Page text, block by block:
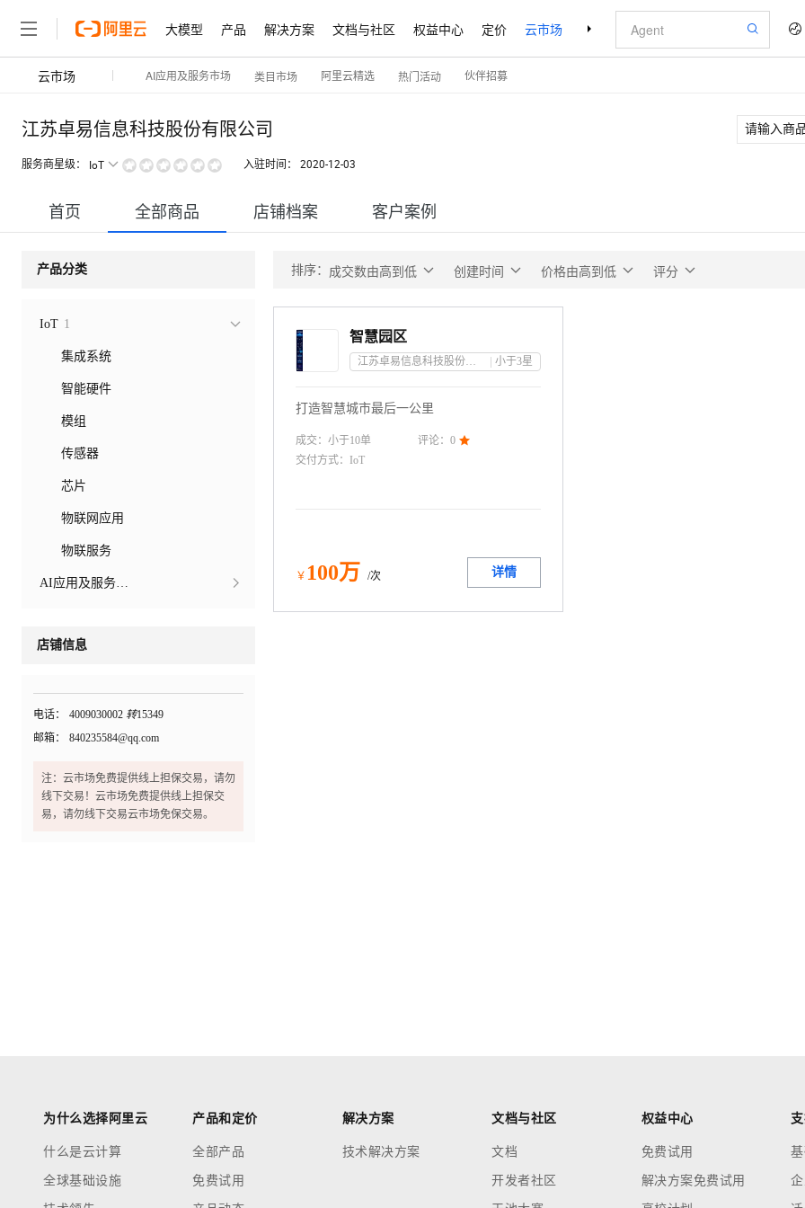
大模型 产品 解决方案 文档与社区 权益中心 定价 云市场 合作伙伴 支持与服务 了解阿里云
云市场 AI应用及服务市场 类目市场 阿里云精选 热门活动 伙伴招募
江苏卓易信息科技股份有限公司
服务商星级： IoT 入驻时间： 2020-12-03
首页 全部商品 店铺档案 客户案例
产品分类
IoT 1
集成系统
智能硬件
模组
传感器
芯片
物联网应用
物联服务
AI应用及服务市场
店铺信息
电话： 4009030002 转15349
邮箱：
840235584@qq.com
注：云市场免费提供线上担保交易，请勿
线下交易！云市场免费提供线上担保交
易，请勿线下交易云市场免保交易。
排序： 成交数由高到低 创建时间 价格由高到低 评分
智慧园区
江苏卓易信息科技股份有限公司 小于3星
打造智慧城市最后一公里
成交： 小于10单 评论：0 
交付方式：
IoT
￥ 100万 /次 详情
为什么选择阿里云
什么是云计算
全球基础设施
产品和定价
全部产品
免费试用
解决方案
技术解决方案
文档与社区
文档
开发者社区
权益中心
免费试用
解决方案免费试用